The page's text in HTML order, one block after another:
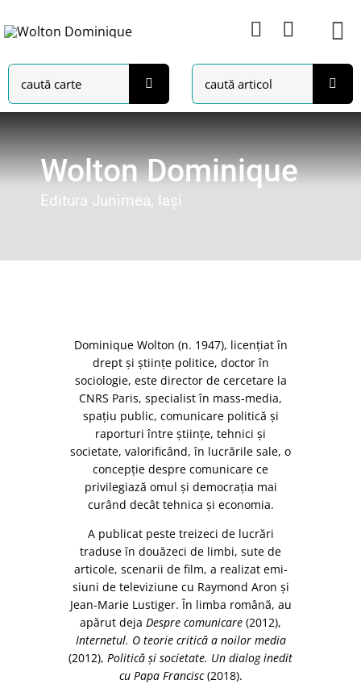
to
Search
for:
Search
for:
Wolton Dominique
Editura Junimea, Iași
Dominique Wolton (n. 1947), licenţiat în
drept şi ştiinţe politice, doctor în
sociologie, este director de cercetare la
CNRS Paris, specialist în mass-media,
spaţiu public, comunicare politică şi
raporturi între ştiinţe, tehnici şi
societate, valorificând, în lucrările sale, o
concepţie despre comunicare ce
privilegiază omul şi democraţia mai
curând decât tehnica şi economia.
A publicat peste treizeci de lucrări
traduse în douăzeci de limbi, sute de
articole, scenarii de film, a realizat emi­
siuni de televiziune cu Raymond Aron şi
Jean-Marie Lustiger. În limba româ­nă, au
apărut deja Despre comunicare (2012),
Internetul. O teorie critică a noilor media
(2012), Politică şi socie­tate. Un dialog inedit
cu Papa Francisc(2018).